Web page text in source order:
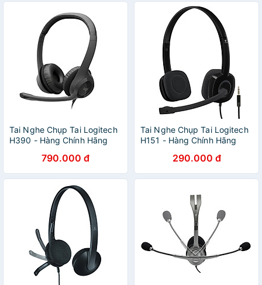
Tai Nghe Chụp Tai Logitech
H390 - Hàng Chính Hãng
790.000 đ
Tai Nghe Chụp Tai Logitech
H151 - Hàng Chính Hãng
290.000 đ